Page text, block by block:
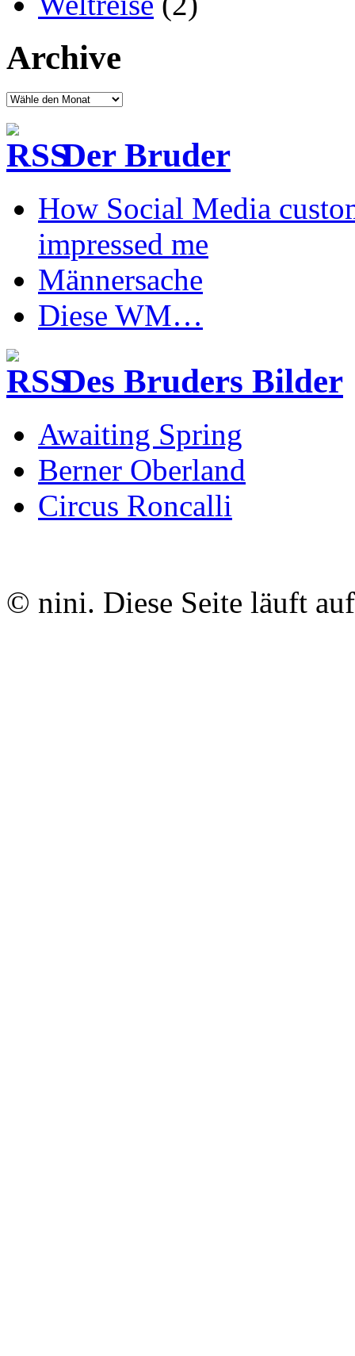
Archive
Der Bruder
How Social Media
impressed me
Männersache
Diese WM…
Des Bruders Bilder
Awaiting Spring
Berner Oberland
Circus Roncalli
© nini. Diese Seite läuft